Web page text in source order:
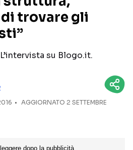
FICTION
DAZN
trovare gli
su Blogo.it.
AGGIORNATO 2 SETTEMBRE